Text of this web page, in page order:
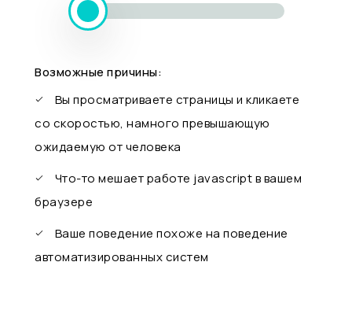
Возможные причины:
Вы просматриваете страницы и кликаете
со скоростью, намного превышающую
ожидаемую от человека
Что-то мешает работе javascript в вашем
браузере
Ваше поведение похоже на поведение
автоматизированных систем